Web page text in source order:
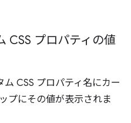
CSS プロパティの値
ム CSS プロパティ名にカー
プにその値が表示されま